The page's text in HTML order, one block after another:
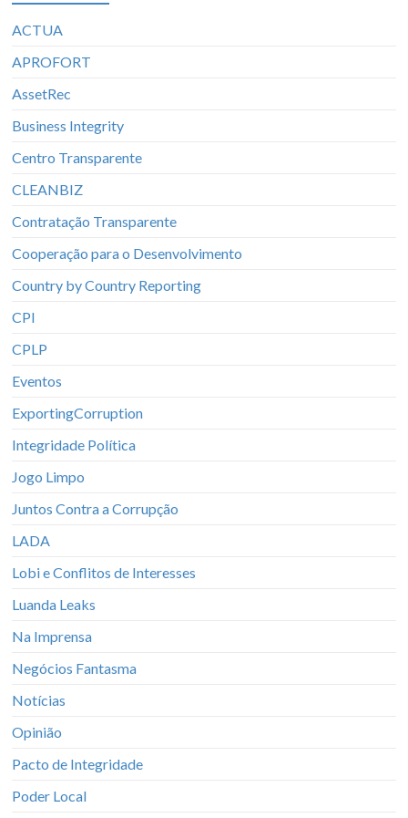
ACTUA
APROFORT
AssetRec
Business Integrity
Centro Transparente
CLEANBIZ
Contratação Transparente
Cooperação para o Desenvolvimento
Country by Country Reporting
CPI
CPLP
Eventos
ExportingCorruption
Integridade Política
Jogo Limpo
Juntos Contra a Corrupção
LADA
Lobi e Conflitos de Interesses
Luanda Leaks
Na Imprensa
Negócios Fantasma
Notícias
Opinião
Pacto de Integridade
Poder Local